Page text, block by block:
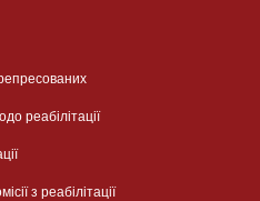
реабілітації
з реабілітації